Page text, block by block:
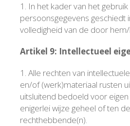
1. In het kader van het
persoonsgegevens
volledigheid van de door
Artikel 9: Intellectueel
1. Alle rechten van
en/of (werk)materiaal rusten
uitsluitend bedoeld voor
enigerlei wijze geheel of ten
rechthebbende(n).